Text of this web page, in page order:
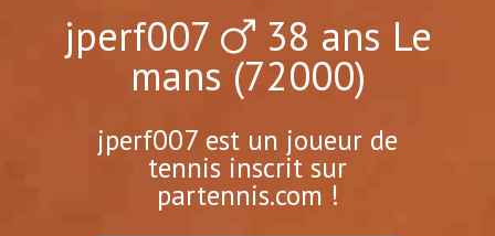
jperf007 38 ans Le
mans (72000)
jperf007 est un joueur de
tennis inscrit sur
partennis.com !